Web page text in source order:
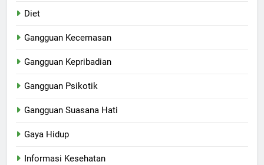
Diet
Gangguan Kecemasan
Gangguan Kepribadian
Gangguan Psikotik
Gangguan Suasana Hati
Gaya Hidup
Informasi Kesehatan